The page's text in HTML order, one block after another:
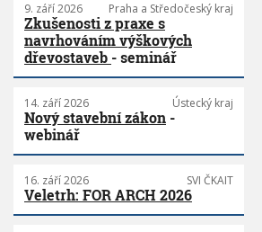
9. září 2026 Praha a Středočeský kraj
Zkušenosti z praxe s
navrhováním výškových
dřevostaveb - seminář
14. září 2026 Ústecký kraj
Nový stavební zákon -
webinář
16. září 2026 SVI ČKAIT
Veletrh: FOR ARCH 2026